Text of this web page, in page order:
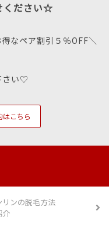
ください☆
なペア割引５％OFF＼
さい♡
こちら
リンの脱毛方法
介